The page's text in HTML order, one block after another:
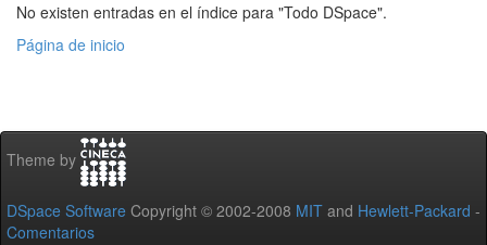
No existen entradas en el índice para "Todo DSpace".
Página de inicio
Theme by
DSpace Software Copyright © 2002-2008 MIT and Hewlett-Packard -
Comentarios